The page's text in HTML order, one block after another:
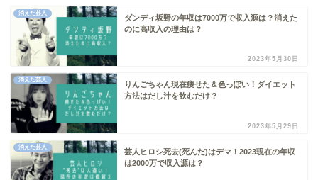
消えた芸人
ダンディ坂野の年収は7000万で収入源は？消えた
のに高収入の理由は？
2023年5月30日
消えた芸人
りんごちゃん現在痩せた＆色っぽい！ダイエット
方法はだし汁を飲むだけ？
2023年5月29日
消えた芸人
芸人ヒロシ死去(死んだ)はデマ！2023現在の年収
は2000万で収入源は？